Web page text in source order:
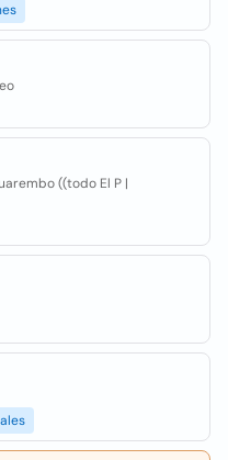
((todo El P |